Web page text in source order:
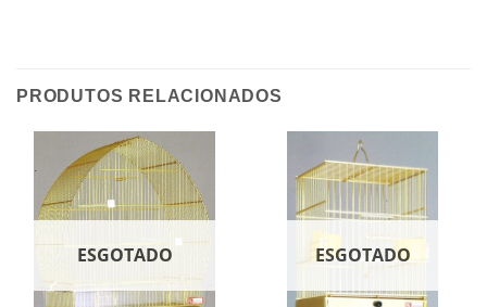
PRODUTOS RELACIONADOS
ESGOTADO ESGOTADO